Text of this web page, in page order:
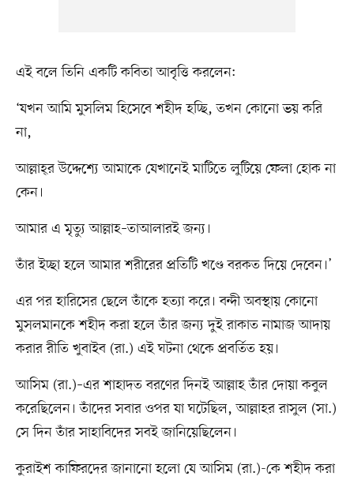
এই বলে তিনি একটি কবিতা আবৃত্তি করলেন:
‘যখন আমি মুসলিম হিসেবে শহীদ হচ্ছি, তখন কোনো ভয় করি
না,
আল্লাহ্‌র উদ্দেশ্যে আমাকে যেখানেই মাটিতে লুটিয়ে ফেলা হোক না
কেন।
আমার এ মৃত্যু আল্লাহ–তাআলারই জন্য।
তাঁর ইচ্ছা হলে আমার শরীরের প্রতিটি খণ্ডে বরকত দিয়ে দেবেন।’
এর পর হারিসের ছেলে তাঁকে হত্যা করে। বন্দী অবস্থায় কোনো
মুসলমানকে শহীদ করা হলে তাঁর জন্য দুই রাকাত নামাজ আদায়
করার রীতি খুবাইব (রা.) এই ঘটনা থেকে প্রবর্তিত হয়।
আসিম (রা.)–এর শাহাদত বরণের দিনই আল্লাহ তাঁর দোয়া কবুল
করেছিলেন। তাঁদের সবার ওপর যা ঘটেছিল, আল্লাহর রাসুল (সা.)
সে দিন তাঁর সাহাবিদের সবই জানিয়েছিলেন।
কুরাইশ কাফিরদের জানানো হলো যে আসিম (রা.)-কে শহীদ করা